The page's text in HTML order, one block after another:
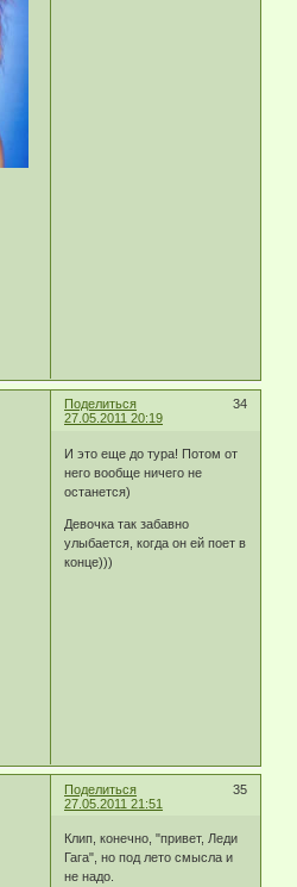
Поделиться
34
27.05.2011 20:19
И это еще до тура! Потом от
него вообще ничего не
останется)
Девочка так забавно
улыбается, когда он ей поет в
конце)))
Поделиться
35
27.05.2011 21:51
Клип, конечно, "привет, Леди
Гага", но под лето смысла и
не надо.